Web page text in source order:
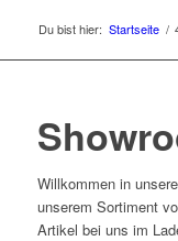
Du bist hier: Startseite /
Willkommen in
unserem Sortiment
Artikel bei uns im